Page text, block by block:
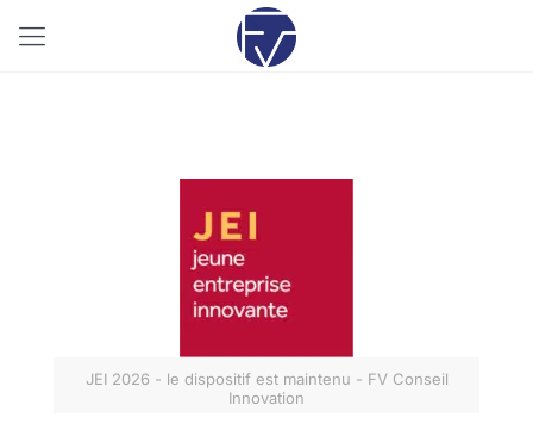
JEI 2026 - le dispositif est maintenu - FV Conseil
Innovation